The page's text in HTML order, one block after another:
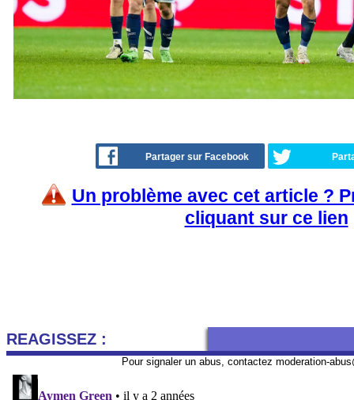
Partager sur Facebook
Un problème avec cet article ?
cliquant sur ce lien
REAGISSEZ :
Pour signaler un abus, contactez moderation-